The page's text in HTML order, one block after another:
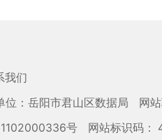
我们
位：岳阳市君山区数据局
网
号
网站标识码：